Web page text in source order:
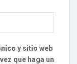
y sitio web
que haga un